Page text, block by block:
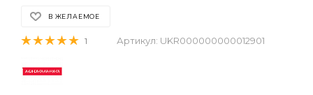
В ЖЕЛАЕМОЕ
1 Артикул: UKR000000000012901